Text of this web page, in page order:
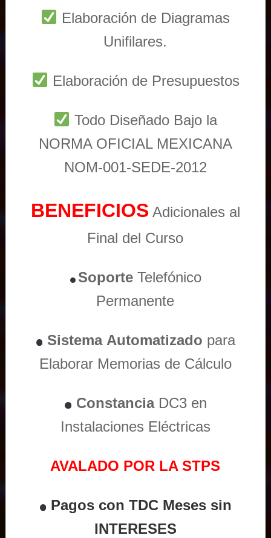
Elaboración de Diagramas
Unifilares.
Elaboración de Presupuestos
Todo Diseñado Bajo la
NORMA OFICIAL MEXICANA
NOM-001-SEDE-2012
BENEFICIOS Adicionales al
Final del Curso
Soporte Telefónico
Permanente
Sistema Automatizado para
Elaborar Memorias de Cálculo
ConstanciaDC3 en
Instalaciones Eléctricas
AVALADO POR LA STPS
Pagos con TDC Meses sin
INTERESES